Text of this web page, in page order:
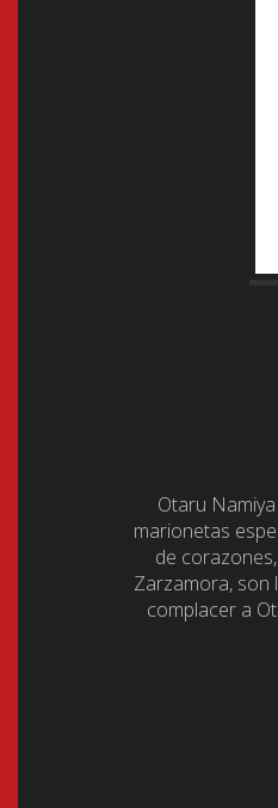
Otaru
marionetas
de
Zarzamora, son
complacer a